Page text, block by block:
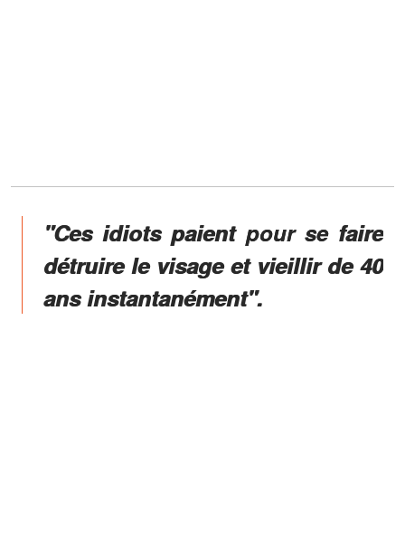
"Ces idiots paient pour se faire
détruire le visage et vieillir de 40
ans instantanément".